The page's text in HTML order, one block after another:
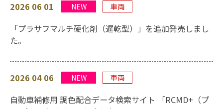
2026 06 01 NEW 車両
「プラサフマルチ硬化剤（遅乾型）」を追加発売しまし
た。
2026 04 06 NEW 車両
自動車補修用 調色配合データ検索サイト 「RCMD+（プ